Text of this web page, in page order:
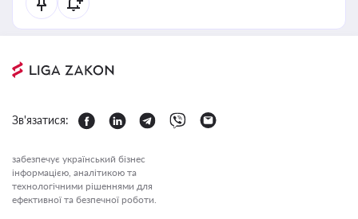
Зв'язатися:
забезпечує український бізнес
інформацією, аналітикою та
технологічними рішеннями для
ефективної та безпечної роботи.